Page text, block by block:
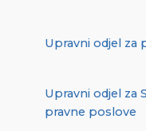
Upravni odjel za
Upravni odjel za
pravne poslove